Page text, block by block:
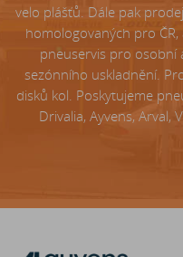
velo plášťů. Dále pak
homologovaných pro
pneuservis pro osobní
sezónního uskladnění.
disků kol. Poskytujeme
Drivalia, Ayvens, Arval,